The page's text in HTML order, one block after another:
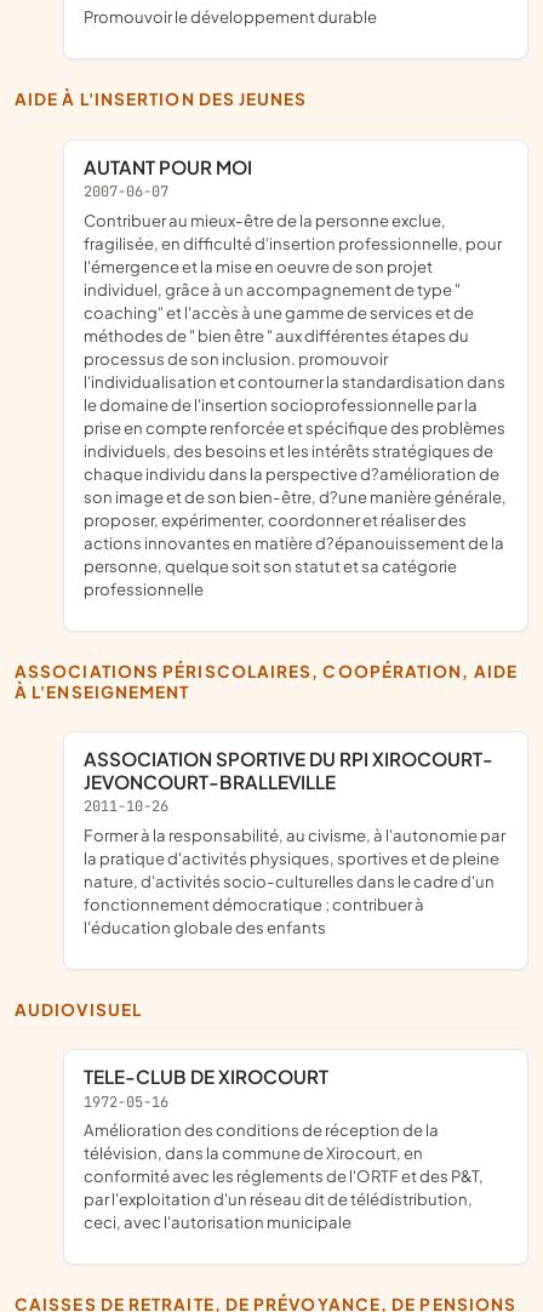
promouvoir le développement durable
AIDE À L'INSERTION DES JEUNES
AUTANT POUR MOI
2007-06-07
contribuer au mieux-être de la personne exclue,
fragilisée, en difficulté d'insertion professionnelle, pour
l'émergence et la mise en oeuvre de son projet
individuel, grâce à un accompagnement de type "
coaching" et l'accès à une gamme de services et de
méthodes de " bien être " aux différentes étapes du
processus de son inclusion. promouvoir
l'individualisation et contourner la standardisation dans
le domaine de l'insertion socioprofessionnelle par la
prise en compte renforcée et spécifique des problèmes
individuels, des besoins et les intérêts stratégiques de
chaque individu dans la perspective d?amélioration de
son image et de son bien-être, d?une manière générale,
proposer, expérimenter, coordonner et réaliser des
actions innovantes en matière d?épanouissement de la
personne, quelque soit son statut et sa catégorie
professionnelle
ASSOCIATIONS PÉRISCOLAIRES, COOPÉRATION, AIDE
À L'ENSEIGNEMENT
ASSOCIATION SPORTIVE DU RPI XIROCOURT-
JEVONCOURT-BRALLEVILLE
2011-10-26
former à la responsabilité, au civisme, à l'autonomie par
la pratique d'activités physiques, sportives et de pleine
nature, d'activités socio-culturelles dans le cadre d'un
fonctionnement démocratique ; contribuer à
l'éducation globale des enfants
AUDIOVISUEL
TELE-CLUB DE XIROCOURT
1972-05-16
amélioration des conditions de réception de la
télévision, dans la commune de Xirocourt, en
conformité avec les réglements de l'ORTF et des P&T,
par l'exploitation d'un réseau dit de télédistribution,
ceci, avec l'autorisation municipale
CAISSES DE RETRAITE, DE PRÉVOYANCE, DE PENSIONS